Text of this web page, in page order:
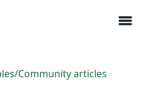
menu
/Community articles